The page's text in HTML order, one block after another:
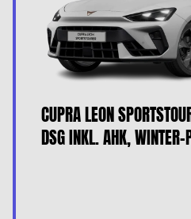
CUPRA LEON
DSG INKL. AHK,